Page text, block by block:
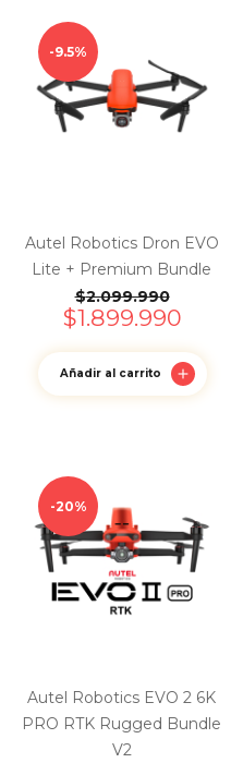
9.5%
Autel Robotics Dron EVO
Lite + Premium Bundle
$2.099.990
$1.899.990
Añadir al carrito
20%
Autel Robotics EVO 2 6K
PRO RTK Rugged Bundle
V2